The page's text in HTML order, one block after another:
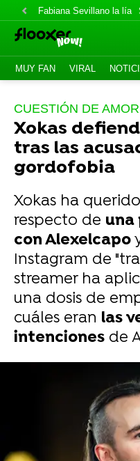
Fabiana Sevillano la lía
MUY FAN VIRAL
CUESTIÓN DE
Xokas
tras las
gordofobia
Xokas ha
respecto de una
con Alexelcapo
Instagram de
streamer ha
una dosis de
cuáles eran las
intenciones de